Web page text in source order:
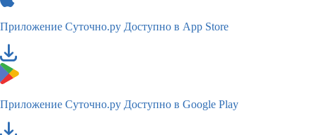
Приложение Суточно.ру Доступно в App Store
Приложение Суточно.ру Доступно в Google Play